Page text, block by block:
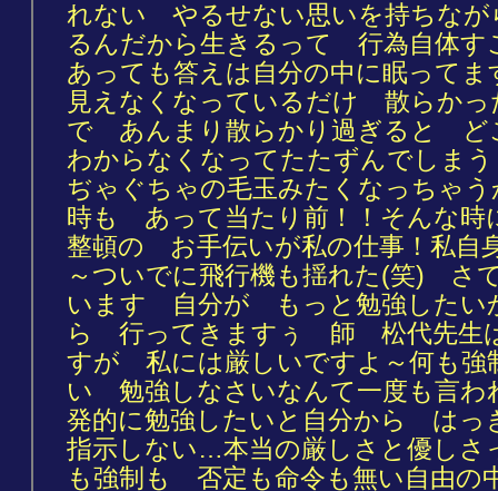
れない やるせない思いを持ちな
るんだから生きるって 行為自体
あっても答えは自分の中に眠っ
見えなくなっているだけ 散らかっ
で あんまり散らかり過ぎると ど
わからなくなってたたずんでし
ぢゃぐちゃの毛玉みたくなっち
時も あって当たり前！！そんな
整頓の お手伝いが私の仕事！私自
～ついでに飛行機も揺れた(笑) さ
います 自分が もっと勉強したい
ら 行ってきますぅ 師 松代先生
すが 私には厳しいですよ～何も強
い 勉強しなさいなんて一度も言
発的に勉強したいと自分から は
指示しない…本当の厳しさと優し
も強制も 否定も命令も無い自由の